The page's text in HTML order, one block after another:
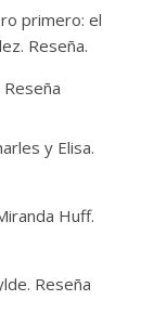
primero: el
Reseña.
Reseña
y Elisa.
Huff.
Reseña